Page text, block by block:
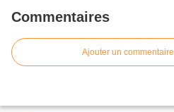
Commentaires
Ajouter un commentaire